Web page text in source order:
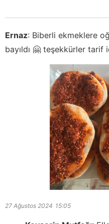
Ernaz: Biberli ekmeklere
bayıldı 🤗 teşekkürler tarif
27 Ağustos 2024 15:05